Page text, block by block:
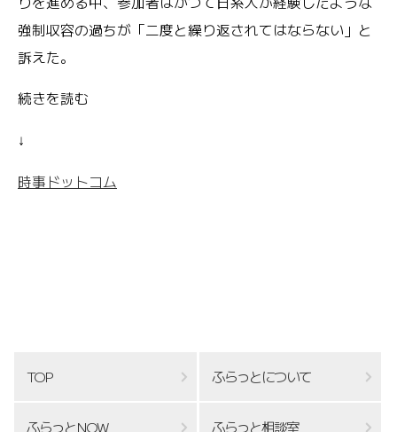
強制収容の過ちが「二度と繰り返されてはならない」と
訴えた。
続きを読む
↓
時事ドットコム
TOP ふらっとについて
ふらっとNOW ふらっと相談室